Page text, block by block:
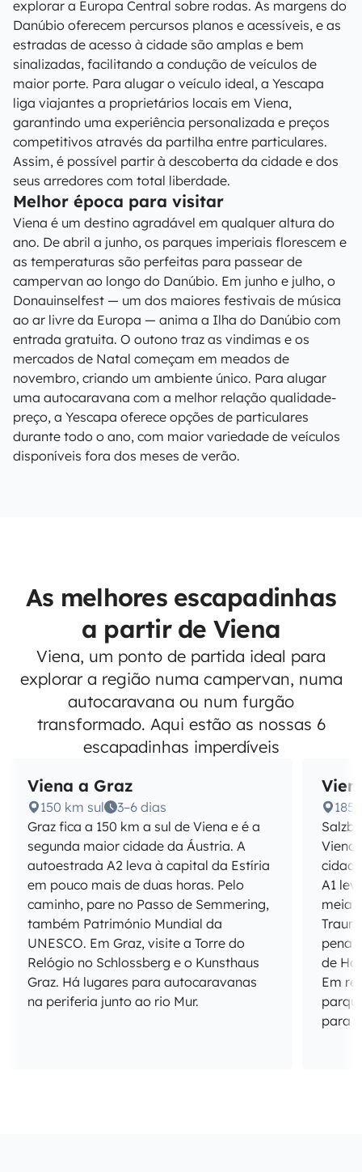
explorar a Europa Central sobre rodas. As margens do
Danúbio oferecem percursos planos e acessíveis, e as
estradas de acesso à cidade são amplas e bem
sinalizadas, facilitando a condução de veículos de
maior porte. Para alugar o veículo ideal, a Yescapa
liga viajantes a proprietários locais em Viena,
garantindo uma experiência personalizada e preços
competitivos através da partilha entre particulares.
Assim, é possível partir à descoberta da cidade e dos
seus arredores com total liberdade.
Melhor época para visitar
Viena é um destino agradável em qualquer altura do
ano. De abril a junho, os parques imperiais florescem e
as temperaturas são perfeitas para passear de
campervan ao longo do Danúbio. Em junho e julho, o
Donauinselfest — um dos maiores festivais de música
ao ar livre da Europa — anima a Ilha do Danúbio com
entrada gratuita. O outono traz as vindimas e os
mercados de Natal começam em meados de
novembro, criando um ambiente único. Para alugar
uma autocaravana com a melhor relação qualidade-
preço, a Yescapa oferece opções de particulares
durante todo o ano, com maior variedade de veículos
disponíveis fora dos meses de verão.
As melhores escapadinhas
a partir de Viena
Viena, um ponto de partida ideal para
explorar a região numa campervan, numa
autocaravana ou num furgão
transformado. Aqui estão as nossas 6
escapadinhas imperdíveis
Viena a Graz
150 km sul
3–6 dias
Graz fica a 150 km a sul de Viena e é a
segunda maior cidade da Áustria. A
autoestrada A2 leva à capital da Estíria
em pouco mais de duas horas. Pelo
caminho, pare no Passo de Semmering,
também Património Mundial da
UNESCO. Em Graz, visite a Torre do
Relógio no Schlossberg e o Kunsthaus
Graz. Há lugares para autocaravanas
na periferia junto ao rio Mur.
185
Viena
A1
meia.
pena.
de
Em
para